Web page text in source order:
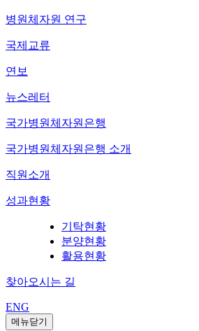
병원체자원 연구
국제교류
연보
뉴스레터
국가병원체자원은행
국가병원체자원은행 소개
직원소개
성과현황
기탁현황
분양현황
활용현황
찾아오시는 길
ENG
메뉴닫기